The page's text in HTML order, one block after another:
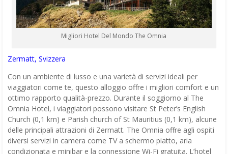
Migliori Hotel Del Mondo The Omnia
Zermatt, Svizzera
Con un ambiente di lusso e una varietà di servizi ideali per
viaggiatori come te, questo alloggio offre i migliori comfort e un
ottimo rapporto qualità-prezzo. Durante il soggiorno al The
Omnia Hotel, i viaggiatori possono visitare St Peter’s English
Church (0,1 km) e Parish church of St Mauritius (0,1 km), alcune
delle principali attrazioni di Zermatt. The Omnia offre agli ospiti
diversi servizi in camera come TV a schermo piatto, aria
condizionata e minibar e la connessione Wi-Fi gratuita. L’hotel